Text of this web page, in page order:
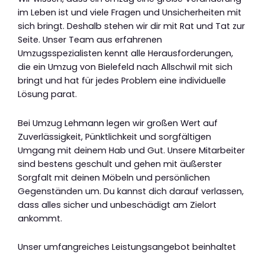
im Leben ist und viele Fragen und Unsicherheiten mit
sich bringt. Deshalb stehen wir dir mit Rat und Tat zur
Seite. Unser Team aus erfahrenen
Umzugsspezialisten kennt alle Herausforderungen,
die ein Umzug von Bielefeld nach Allschwil mit sich
bringt und hat für jedes Problem eine individuelle
Lösung parat.
Bei Umzug Lehmann legen wir großen Wert auf
Zuverlässigkeit, Pünktlichkeit und sorgfältigen
Umgang mit deinem Hab und Gut. Unsere Mitarbeiter
sind bestens geschult und gehen mit äußerster
Sorgfalt mit deinen Möbeln und persönlichen
Gegenständen um. Du kannst dich darauf verlassen,
dass alles sicher und unbeschädigt am Zielort
ankommt.
Unser umfangreiches Leistungsangebot beinhaltet